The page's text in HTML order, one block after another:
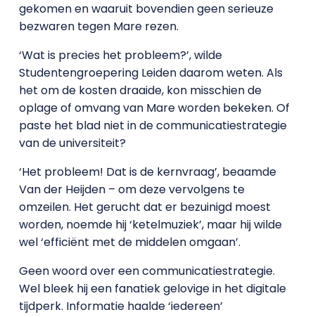
gekomen en waaruit bovendien geen serieuze
bezwaren tegen Mare rezen.
‘Wat is precies het probleem?’, wilde
Studentengroepering Leiden daarom weten. Als
het om de kosten draaide, kon misschien de
oplage of omvang van Mare worden bekeken. Of
paste het blad niet in de communicatiestrategie
van de universiteit?
‘Het probleem! Dat is de kernvraag’, beaamde
Van der Heijden – om deze vervolgens te
omzeilen. Het gerucht dat er bezuinigd moest
worden, noemde hij ‘ketelmuziek’, maar hij wilde
wel ‘efficiënt met de middelen omgaan’.
Geen woord over een communicatiestrategie.
Wel bleek hij een fanatiek gelovige in het digitale
tijdperk. Informatie haalde ‘iedereen’